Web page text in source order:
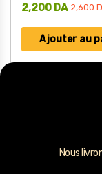
2,600
2,200 DA
Ajouter au
Nous